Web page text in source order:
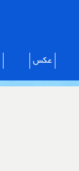
عکس